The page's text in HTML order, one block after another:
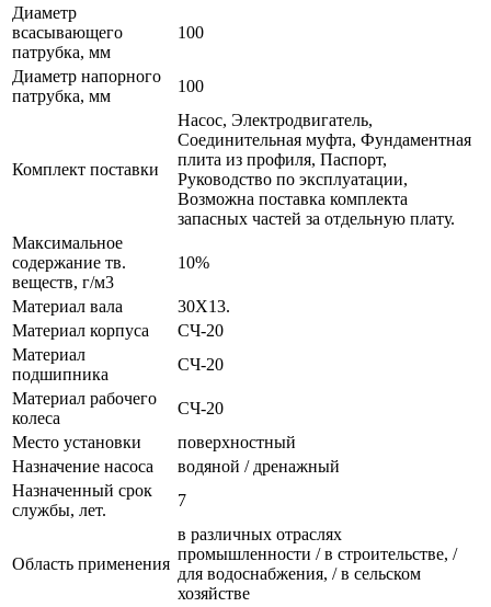
Диаметр
всасывающего
патрубка, мм
100
Диаметр напорного
патрубка, мм
100
Комплект поставки
Насос, Электродвигатель,
Соединительная муфта, Фундаментная
плита из профиля, Паспорт,
Руководство по эксплуатации,
Возможна поставка комплекта
запасных частей за отдельную плату.
Максимальное
содержание тв.
веществ, г/м3
10%
Материал вала
30X13.
Материал корпуса
СЧ-20
Материал
подшипника
СЧ-20
Материал рабочего
колеса
СЧ-20
Место установки
поверхностный
Назначение насоса
водяной / дренажный
Назначенный срок
службы, лет.
7
Область применения
в различных отраслях
промышленности / в строительстве, /
для водоснабжения, / в сельском
хозяйстве